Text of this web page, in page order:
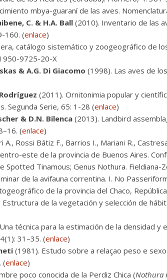
mbya-guaraní de las aves.
C. & H.A. Ball (2010). Inventario de las
160. (enlace)
catálogo sistemático y zoogeográfico de
950-9725-20-X
& A.G. Di Giacomo (1998). Las aves de
(2011). Ornitonimia popular y
Segunda Serie, 65: 1-28 (enlace)
& D.N. Bilenca(2013). Landbird
(enlace)
A., Rossi Bátiz F., Barrios I., Mariani R.,
este de la provincia de Buenos Aires.
Spotted Tinamous; Genus Nothura. Fieldiana-
de la avifauna correntina. I. No
de la provincia del Chaco,
Estructura de la vegetación y selección de
técnica para la estimación de la densidad
31–35. (enlace)
(1981). Estudo sobre a relaçao peso e sexo
(enlace)
poco conocida de la Perdiz Chica (Nothura